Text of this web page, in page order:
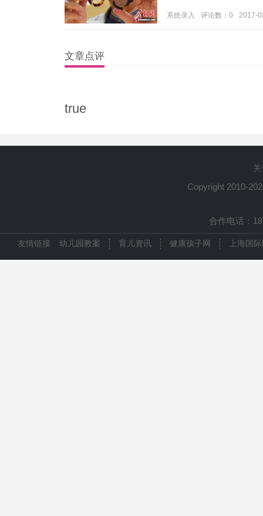
系统录入 评论数：0 2017-
文章点评
true
Copyright 2010-
合作电话：
友情链接 幼儿园教案 育儿资讯 健康孩子网 上海国